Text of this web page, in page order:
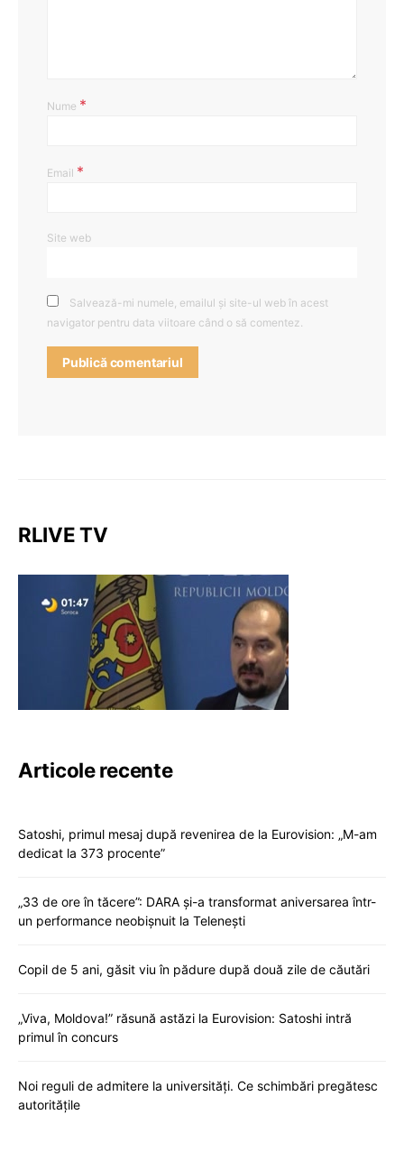
Nume *
Email *
Site web
Salvează-mi numele, emailul și site-ul web în acest
navigator pentru data viitoare când o să comentez.
RLIVE TV
Articole recente
Satoshi, primul mesaj după revenirea de la Eurovision: „M-am
dedicat la 373 procente”
„33 de ore în tăcere”: DARA și-a transformat aniversarea într-
un performance neobișnuit la Telenești
Copil de 5 ani, găsit viu în pădure după două zile de căutări
„Viva, Moldova!” răsună astăzi la Eurovision: Satoshi intră
primul în concurs
Noi reguli de admitere la universități. Ce schimbări pregătesc
autoritățile